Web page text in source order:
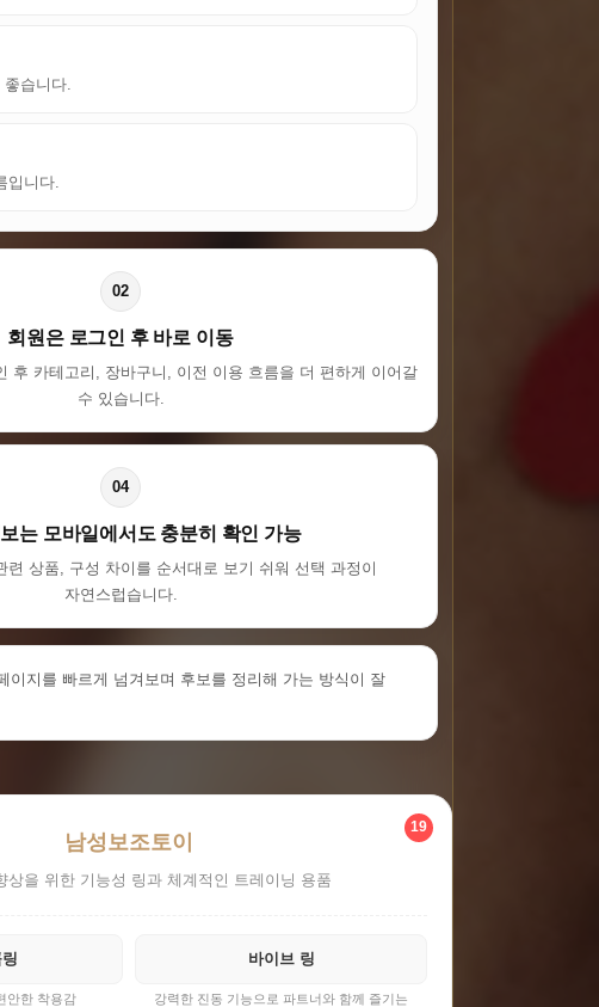
습니다.
입니다.
02
회원은 로그인 후 바로 이동
후 카테고리, 장바구니, 이전 이용 흐름을 더 편하게 이어갈
수 있습니다.
04
는 모바일에서도 충분히 확인 가능
련 상품, 구성 차이를 순서대로 보기 쉬워 선택 과정이
자연스럽습니다.
지를 빠르게 넘겨보며 후보를 정리해 가는 방식이 잘
19
남성보조토이
상을 위한 기능성 링과 체계적인 트레이닝 용품
안한 착용감
바이브 링
강력한 진동 기능으로 파트너와 함께 즐기는